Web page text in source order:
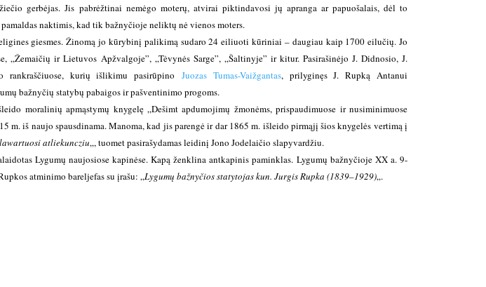
gerbėjas. Jis pabrėžtinai nemėgo moterų, atvirai piktindavosi jų apranga ar papuošalais, dėl to
naktimis, kad tik bažnyčioje neliktų nė vienos moters.
giesmes. Žinomą jo kūrybinį palikimą sudaro 24 eiliuoti kūriniai – daugiau kaip 1700 eilučių. Jo
„Žemaičių ir Lietuvos Apžvalgoje”, „Tėvynės Sarge”, „Šaltinyje” ir kitur. Pasirašinėjo J. Didnosio, J.
kurių išlikimu pasirūpino Juozas Tumas-Vaižgantas, prilyginęs J. Rupką Antanui
bažnyčių statybų pabaigos ir pašventinimo progoms.
moralinių apmąstymų knygelę „Dešimt apdumojimų žmonėms, prispaudimuose ir nusiminimuose
m. iš naujo spausdinama. Manoma, kad jis parengė ir dar 1865 m. išleido pirmąjį šios knygelės vertimą į
atliekuncziu„, tuomet pasirašydamas leidinį Jono Jodelaičio slapyvardžiu.
Lygumų naujosiose kapinėse. Kapą ženklina antkapinis paminklas.Lygumų bažnyčioje XX a. 9-
atminimo bareljefas su įrašu: „Lygumų bažnyčios statytojas kun. Jurgis Rupka (1839–1929)„.